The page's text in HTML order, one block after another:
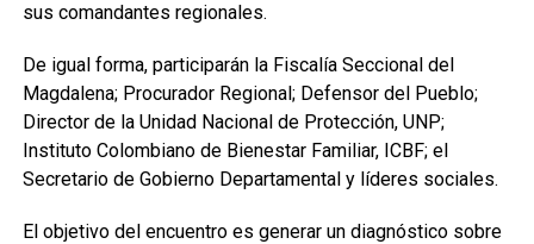
sus comandantes regionales.
De igual forma, participarán la Fiscalía Seccional del
Magdalena; Procurador Regional; Defensor del Pueblo;
Director de la Unidad Nacional de Protección, UNP;
Instituto Colombiano de Bienestar Familiar, ICBF; el
Secretario de Gobierno Departamental y líderes sociales.
El objetivo del encuentro es generar un diagnóstico sobre